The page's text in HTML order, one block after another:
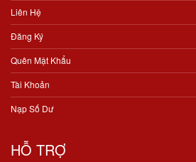
Liên Hệ
Đăng Ký
Quên Mật Khẩu
Tài Khoản
Nạp Số Dư
HỖ TRỢ